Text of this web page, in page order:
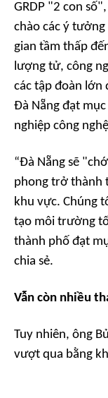
GRDP "2 con
chào các ý
gian tầm thấp
lượng tử, công
các tập đoàn lớn
Đà Nẵng đạt
nghiệp công
“Đà Nẵng sẽ
phong trở thành
khu vực. Chúng
tạo môi trường
thành phố đạt
chia sẻ.
Vẫn còn nhiều
Tuy nhiên, ông
vượt qua bằng